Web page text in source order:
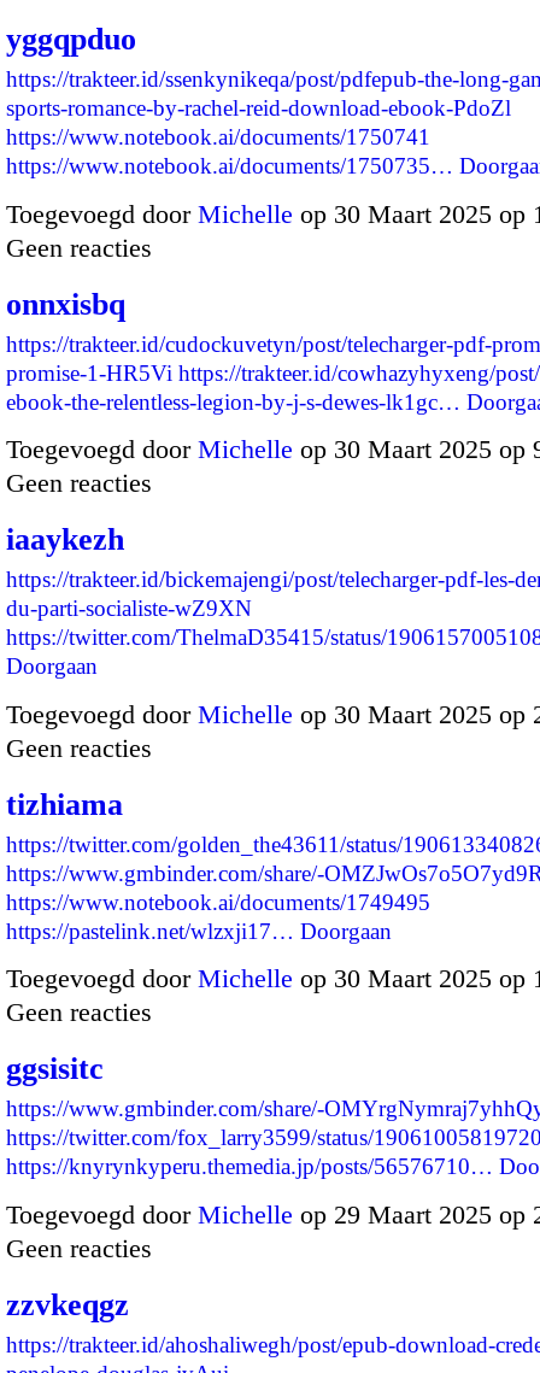
yggqpduo
https://trakteer.id/ssenkynikeqa/post/pdfepub-the-long-
sports-romance-by-rachel-reid-download-ebook-PdoZl
https://www.notebook.ai/documents/1750741
https://www.notebook.ai/documents/1750735…
Toegevoegd door Michelle op 30 Maart 2025
Geen reacties
onnxisbq
https://trakteer.id/cudockuvetyn/post/telecharger-pdf-
promise-1-HR5Vi https://trakteer.id/cowhazyhyxeng/
ebook-the-relentless-legion-by-j-s-dewes-lk1gc…
Toegevoegd door Michelle op 30 Maart 2025
Geen reacties
iaaykezh
https://trakteer.id/bickemajengi/post/telecharger-pdf-les-
du-parti-socialiste-wZ9XN
https://twitter.com/ThelmaD35415/status/
Doorgaan
Toegevoegd door Michelle op 30 Maart 2025
Geen reacties
tizhiama
https://twitter.com/golden_the43611/status/
https://www.gmbinder.com/share/-
https://www.notebook.ai/documents/1749495
https://pastelink.net/wlzxji17… Doorgaan
Toegevoegd door Michelle op 30 Maart 2025
Geen reacties
ggsisitc
https://www.gmbinder.com/share/-
https://twitter.com/fox_larry3599/status/
https://knyrynkyperu.themedia.jp/posts/56576710…
Toegevoegd door Michelle op 29 Maart 2025
Geen reacties
zzvkeqgz
https://trakteer.id/ahoshaliwegh/post/epub-download-